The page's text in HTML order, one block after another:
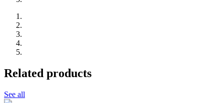
Related products
See all